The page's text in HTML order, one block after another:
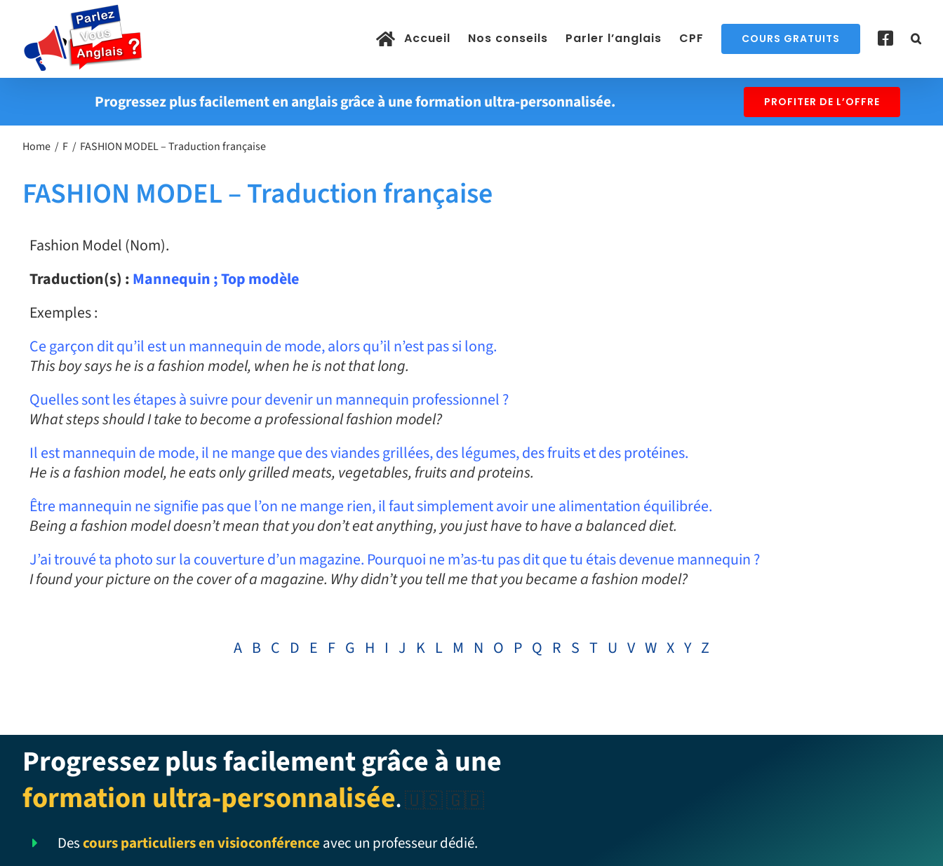
contenu
Accueil Nos conseils Parler l’anglais CPF COURS GRATUITS
Progressez plus facilement en anglais grâce à une formation ultra-personnalisée. PROFITER DE L’OFFRE
Home F FASHION MODEL – Traduction française
FASHION MODEL – Traduction française
Fashion Model (Nom).
Traduction(s) :Mannequin ; Top modèle
Exemples :
Ce garçon dit qu’il est un mannequin de mode, alors qu’il n’est pas si long.
This boy says he is a fashion model, when he is not that long.
Quelles sont les étapes à suivre pour devenir un mannequin professionnel ?
What steps should I take to become a professional fashion model?
Il est mannequin de mode, il ne mange que des viandes grillées, des légumes, des fruits et des protéines.
He is a fashion model, he eats only grilled meats, vegetables, fruits and proteins.
Être mannequin ne signifie pas que l’on ne mange rien, il faut simplement avoir une alimentation équilibrée.
Being a fashion model doesn’t mean that you don’t eat anything, you just have to have a balanced diet.
J’ai trouvé ta photo sur la couverture d’un magazine. Pourquoi ne m’as-tu pas dit que tu étais devenue mannequin ?
I found your picture on the cover of a magazine. Why didn’t you tell me that you became a fashion model?
A B C D E F G H I J K L M N O P Q R S T U V W X Y Z
Progressez plus facilement grâce à une
formation ultra-personnalisée.🇺🇸 🇬🇧
Descours particuliers en visioconférence avec un professeur dédié.